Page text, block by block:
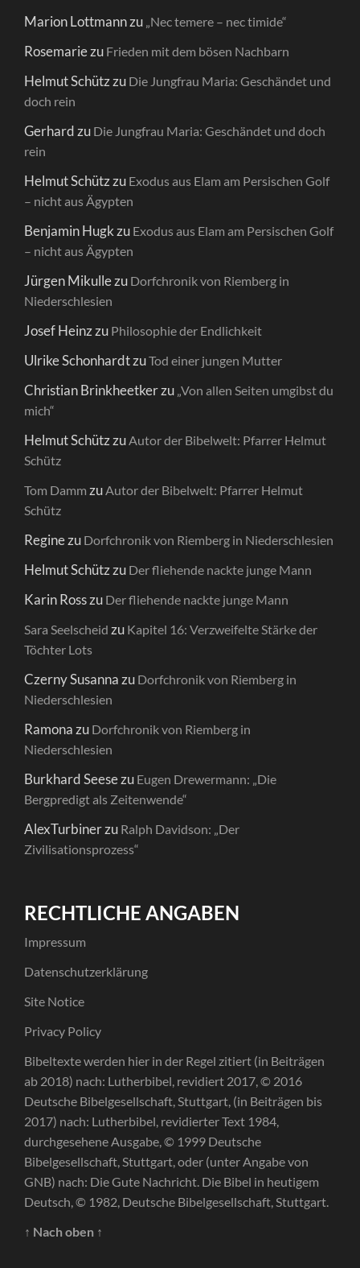
Marion Lottmannzu „Nec temere – nec timide“
Rosemariezu Frieden mit dem bösen Nachbarn
Helmut Schützzu Die Jungfrau Maria: Geschändet und
doch rein
Gerhardzu Die Jungfrau Maria: Geschändet und doch
rein
Helmut Schützzu Exodus aus Elam am Persischen Golf
– nicht aus Ägypten
Benjamin Hugkzu Exodus aus Elam am Persischen Golf
– nicht aus Ägypten
Jürgen Mikullezu Dorfchronik von Riemberg in
Niederschlesien
Josef Heinzzu Philosophie der Endlichkeit
Ulrike SchonhardtzuTod einer jungen Mutter
Christian Brinkheetkerzu „Von allen Seiten umgibst du
mich“
Helmut SchützzuAutor der Bibelwelt: Pfarrer Helmut
Schütz
Tom Damm zuAutor der Bibelwelt: Pfarrer Helmut
Schütz
Reginezu Dorfchronik von Riemberg in Niederschlesien
Helmut Schützzu Der fliehende nackte junge Mann
Karin Rosszu Der fliehende nackte junge Mann
Sara Seelscheid zu Kapitel 16: Verzweifelte Stärke der
Töchter Lots
Czerny Susannazu Dorfchronik von Riemberg in
Niederschlesien
Ramonazu Dorfchronik von Riemberg in
Niederschlesien
Burkhard Seesezu Eugen Drewermann: „Die
Bergpredigt als Zeitenwende“
AlexTurbinerzu Ralph Davidson: „Der
Zivilisationsprozess“
RECHTLICHE ANGABEN
Impressum
Datenschutzerklärung
Site Notice
Privacy Policy
Bibeltexte werden hier in der Regel zitiert (in Beiträgen
ab 2018) nach: Lutherbibel, revidiert 2017, © 2016
Deutsche Bibelgesellschaft, Stuttgart, (in Beiträgen bis
2017) nach: Lutherbibel, revidierter Text 1984,
durchgesehene Ausgabe, © 1999 Deutsche
Bibelgesellschaft, Stuttgart, oder (unter Angabe von
GNB) nach: Die Gute Nachricht. Die Bibel in heutigem
Deutsch, © 1982, Deutsche Bibelgesellschaft, Stuttgart.
↑ Nach oben ↑